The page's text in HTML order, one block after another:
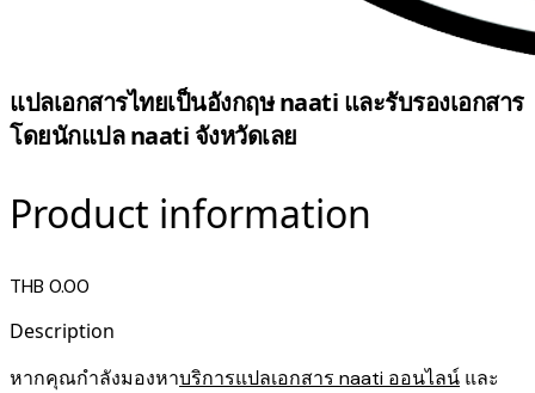
แปลเอกสารไทยเป็นอังกฤษ naati และรับรองเอกสาร
โดยนักแปล naati จังหวัดเลย
Product information
THB 0.00
Description
หากคุณกำลังมองหาบริการแปลเอกสาร naati ออนไลน์ และ